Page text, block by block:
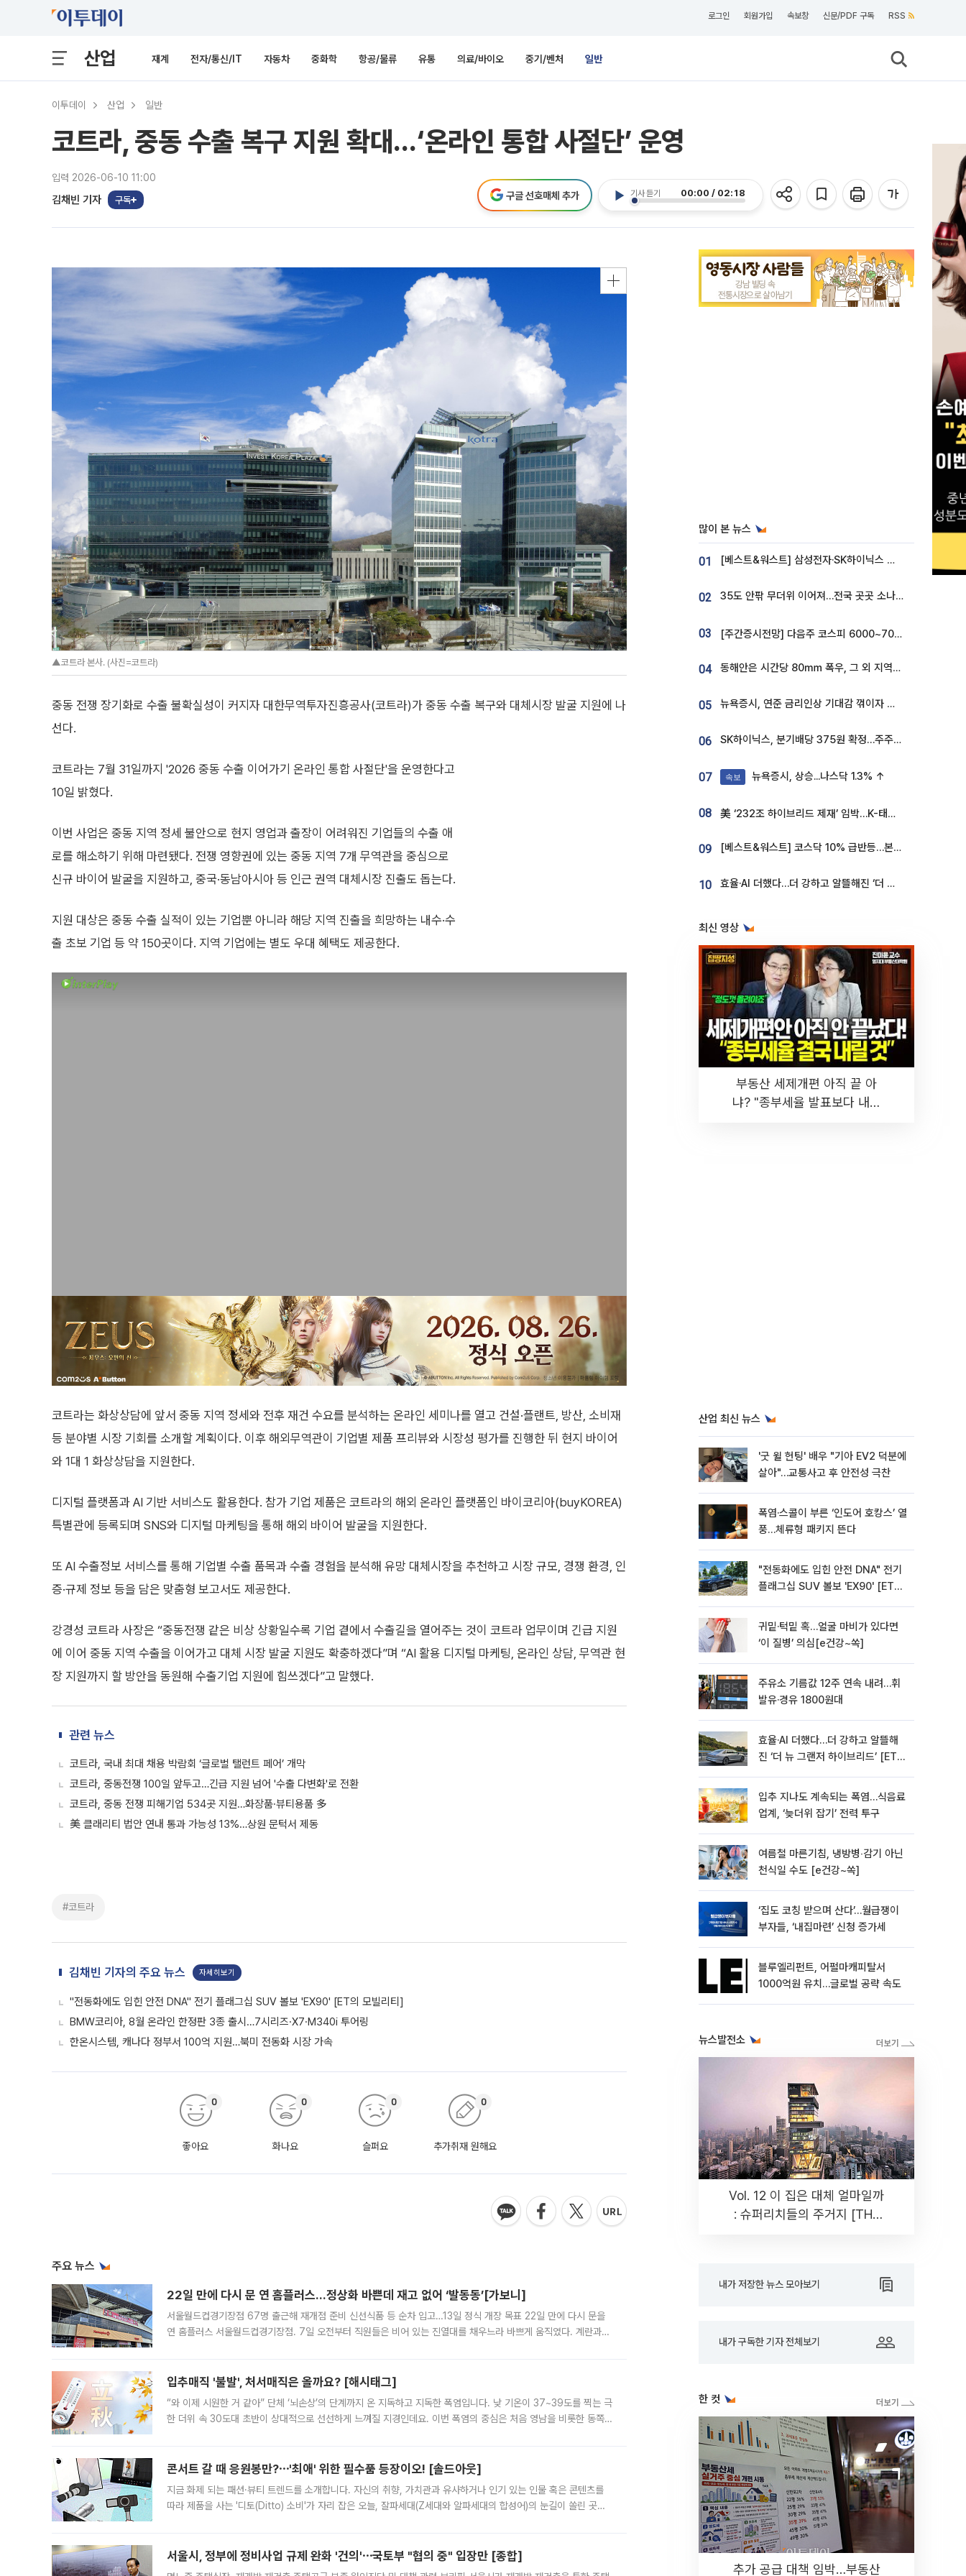
로그인 회원가입 속보창 신문/PDF 구독 RSS
산업 재계 전자/통신/IT 자동차 중화학 항공/물류 유통 의료/바이오 중기/벤처 일반
이투데이 산업 일반
코트라, 중동 수출 복구 지원 확대…‘온라인 통합 사절단’ 운영
입력 2026-06-10 11:00
김채빈 기자 구독
기사 듣기 00:00 / 02:18
구글 선호매체 추가
▲코트라 본사. (사진=코트라)
중동 전쟁 장기화로 수출 불확실성이 커지자 대한무역투자진흥공사(코트라)가 중동 수출 복구와 대체시장 발굴 지원에 나
선다.
코트라는 7월 31일까지 '2026 중동 수출 이어가기 온라인 통합 사절단'을 운영한다고
10일 밝혔다.
이번 사업은 중동 지역 정세 불안으로 현지 영업과 출장이 어려워진 기업들의 수출 애
로를 해소하기 위해 마련됐다. 전쟁 영향권에 있는 중동 지역 7개 무역관을 중심으로
신규 바이어 발굴을 지원하고, 중국·동남아시아 등 인근 권역 대체시장 진출도 돕는다.
지원 대상은 중동 수출 실적이 있는 기업뿐 아니라 해당 지역 진출을 희망하는 내수·수
출 초보 기업 등 약 150곳이다. 지역 기업에는 별도 우대 혜택도 제공한다.
코트라는 화상상담에 앞서 중동 지역 정세와 전후 재건 수요를 분석하는 온라인 세미나를 열고 건설·플랜트, 방산, 소비재
등 분야별 시장 기회를 소개할 계획이다. 이후 해외무역관이 기업별 제품 프리뷰와 시장성 평가를 진행한 뒤 현지 바이어
와 1대 1 화상상담을 지원한다.
디지털 플랫폼과 AI 기반 서비스도 활용한다. 참가 기업 제품은 코트라의 해외 온라인 플랫폼인 바이코리아(buyKOREA)
특별관에 등록되며 SNS와 디지털 마케팅을 통해 해외 바이어 발굴을 지원한다.
또 AI 수출정보 서비스를 통해 기업별 수출 품목과 수출 경험을 분석해 유망 대체시장을 추천하고 시장 규모, 경쟁 환경, 인
증·규제 정보 등을 담은 맞춤형 보고서도 제공한다.
강경성 코트라 사장은 “중동전쟁 같은 비상 상황일수록 기업 곁에서 수출길을 열어주는 것이 코트라 업무이며 긴급 지원
에 이어 중동 지역 수출을 이어가고 대체 시장 발굴 지원도 확충하겠다”며 “AI 활용 디지털 마케팅, 온라인 상담, 무역관 현
장 지원까지 할 방안을 동원해 수출기업 지원에 힘쓰겠다”고 말했다.
관련 뉴스
코트라, 국내 최대 채용 박람회 ‘글로벌 탤런트 페어’ 개막
코트라, 중동전쟁 100일 앞두고…긴급 지원 넘어 '수출 다변화'로 전환
코트라, 중동 전쟁 피해기업 534곳 지원…화장품·뷰티용품 多
美 클래리티 법안 연내 통과 가능성 13%…상원 문턱서 제동
#코트라
김채빈 기자의 주요 뉴스 자세히보기
"전동화에도 입힌 안전 DNA" 전기 플래그십 SUV 볼보 'EX90' [ET의 모빌리티]
BMW코리아, 8월 온라인 한정판 3종 출시…7시리즈·X7·M340i 투어링
한온시스템, 캐나다 정부서 100억 지원…북미 전동화 시장 가속
좋아요
0
화나요
0
슬퍼요
0
추가취재 원해요
0
주요 뉴스
22일 만에 다시 문 연 홈플러스…정상화 바쁜데 재고 없어 ‘발동동’[가보니]
서울월드컵경기장점 67명 출근해 재개점 준비 신선식품 등 순차 입고…13일 정식 개장 목표 22일 만에 다시 문을
연 홈플러스 서울월드컵경기장점. 7일 오전부터 직원들은 비어 있는 진열대를 채우느라 바쁘게 움직였다. 계란과
입추매직 '불발', 처서매직은 올까요? [해시태그]
“와 이제 시원한 거 같아” 단체 ‘뇌손상’의 단계까지 온 지독하고 지독한 폭염입니다. 낮 기온이 37~39도를 찍는 극
한 더위 속 30도대 초반이 상대적으로 선선하게 느껴질 지경인데요. 이번 폭염의 중심은 처음 영남을 비롯한 동쪽
콘서트 갈 때 응원봉만?⋯'최애' 위한 필수품 등장이오! [솔드아웃]
지금 화제 되는 패션·뷰티 트렌드를 소개합니다. 자신의 취향, 가치관과 유사하거나 인기 있는 인물 혹은 콘텐츠를
따라 제품을 사는 '디토(Ditto) 소비'가 자리 잡은 오늘, 잘파세대(Z세대와 알파세대의 합성어)의 눈길이 쏠린 곳은
서울시, 정부에 정비사업 규제 완화 '건의'⋯국토부 "협의 중" 입장만 [종합]
많이 본 뉴스
01 [베스트&워스트] 삼성전자·SK하이닉스 밀린 한 주…상상인증권은 85% 급등
02 35도 안팎 무더위 이어져…전국 곳곳 소나기 [오늘 날씨]
03 [주간증시전망] 다음주 코스피 6000~7000⋯“外人 수급은 정책이 변수”
04 동해안은 시간당 80㎜ 폭우, 그 외 지역은 폭염…‘극과 극 날씨’
05 뉴욕증시, 연준 금리인상 기대감 꺾이자 상승...S&P500 사상 최고치 [종합]
06 SK하이닉스, 분기배당 375원 확정…주주환원책 9월로 앞당겨 발표
07 속보 뉴욕증시, 상승...나스닥 1.3% ↑
08 美 ‘232조 하이브리드 제재’ 임박…K-태양광, 불확실성 털고 날개 다나
09 [베스트&워스트] 코스닥 10% 급반등…본느, 최대주주 변경 기대에 270% 폭등
10 효율·AI 더했다…더 강하고 알뜰해진 ‘더 뉴 그랜저 하이브리드’ [ET의 모빌리티]
최신 영상
부동산 세제개편 아직 끝 아
냐? "종부세율 발표보다 내릴
산업 최신 뉴스
'굿 윌 헌팅' 배우 "기아 EV2 덕분에
살아"…교통사고 후 안전성 극찬
폭염·스콜이 부른 ‘인도어 호캉스’ 열
풍…체류형 패키지 뜬다
"전동화에도 입힌 안전 DNA" 전기
플래그십 SUV 볼보 'EX90' [ET의
귀밑·턱밑 혹…얼굴 마비가 있다면
‘이 질병’ 의심[e건강~쏙]
주유소 기름값 12주 연속 내려…휘
발유·경유 1800원대
효율·AI 더했다…더 강하고 알뜰해
진 ‘더 뉴 그랜저 하이브리드’ [ET의
입추 지나도 계속되는 폭염…식음료
업계, ‘늦더위 잡기’ 전력 투구
여름철 마른기침, 냉방병‧감기 아닌
천식일 수도 [e건강~쏙]
‘집도 코칭 받으며 산다’…월급쟁이
부자들, ‘내집마련’ 신청 증가세
블루엘리펀트, 어펄마캐피탈서
1000억원 유치…글로벌 공략 속도
뉴스발전소
Vol. 12 이 집은 대체 얼마일까
: 슈퍼리치들의 주거지 [THE
내가 저장한 뉴스 모아보기
내가 구독한 기자 전체보기
한 컷
추가 공급 대책 임박…부동산